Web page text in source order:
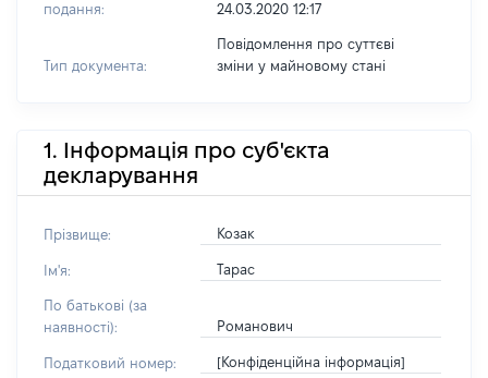
подання:
24.03.2020 12:17
Тип документа:
Повідомлення про суттєві
зміни y майновому стані
1. Інформація про суб'єкта
декларування
Прізвище: Козак
Ім'я: Тарас
По батькові (за
наявності):
Романович
Податковий номер: [Конфіденційна інформація]